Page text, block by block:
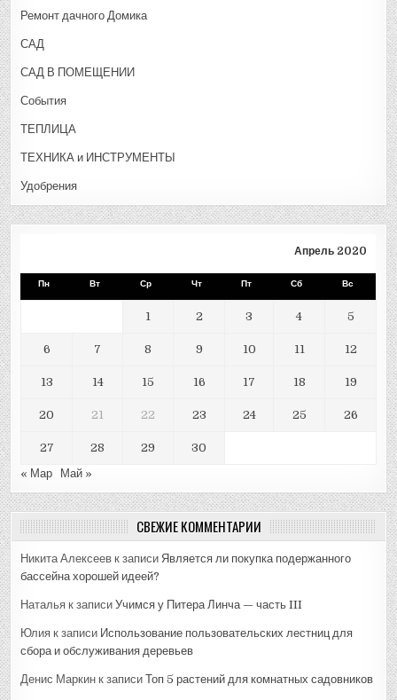
Ремонт дачного Домика
САД
САД В ПОМЕЩЕНИИ
События
ТЕПЛИЦА
ТЕХНИКА и ИНСТРУМЕНТЫ
Удобрения
Апрель 2020
Пн Вт Ср Чт Пт Сб Вс
1 2 3 4 5
6 7 8 9 10 11 12
13 14 15 16 17 18 19
20 21 22 23 24 25 26
27 28 29
30
« Мар
Май »
СВЕЖИЕ КОММЕНТАРИИ
Никита Алексеев к записиЯвляется ли покупка подержанного
бассейна хорошей идеей?
Наталья к записиУчимся у Питера Линча — часть III
Юлия к записи Использование пользовательских лестниц для
сбора и обслуживания деревьев
Денис Маркин к записиТоп 5 растений для комнатных садовников